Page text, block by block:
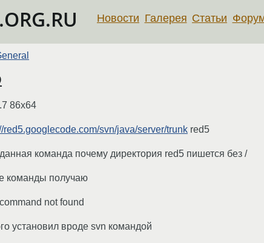
Новости Галерея Статьи
86x64
red5.googlecode.com/svn/java/server/trunk red5
данная команда почему директория red5 пишется без /
команды получаю
not found
установил вроде svn командой